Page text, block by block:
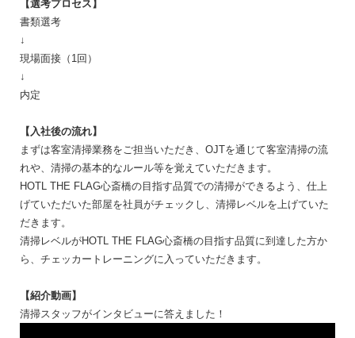
【選考プロセス】
書類選考
↓
現場面接（1回）
↓
内定
【入社後の流れ】
まずは客室清掃業務をご担当いただき、OJTを通じて客室清掃の流
れや、清掃の基本的なルール等を覚えていただきます。
HOTL THE FLAG心斎橋の目指す品質での清掃ができるよう、仕上
げていただいた部屋を社員がチェックし、清掃レベルを上げていた
だきます。
清掃レベルがHOTL THE FLAG心斎橋の目指す品質に到達した方か
ら、チェッカートレーニングに入っていただきます。
【紹介動画】
清掃スタッフがインタビューに答えました！